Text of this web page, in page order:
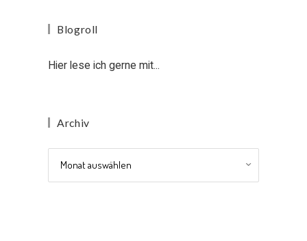
Blogroll
Hier lese ich gerne mit...
Archiv